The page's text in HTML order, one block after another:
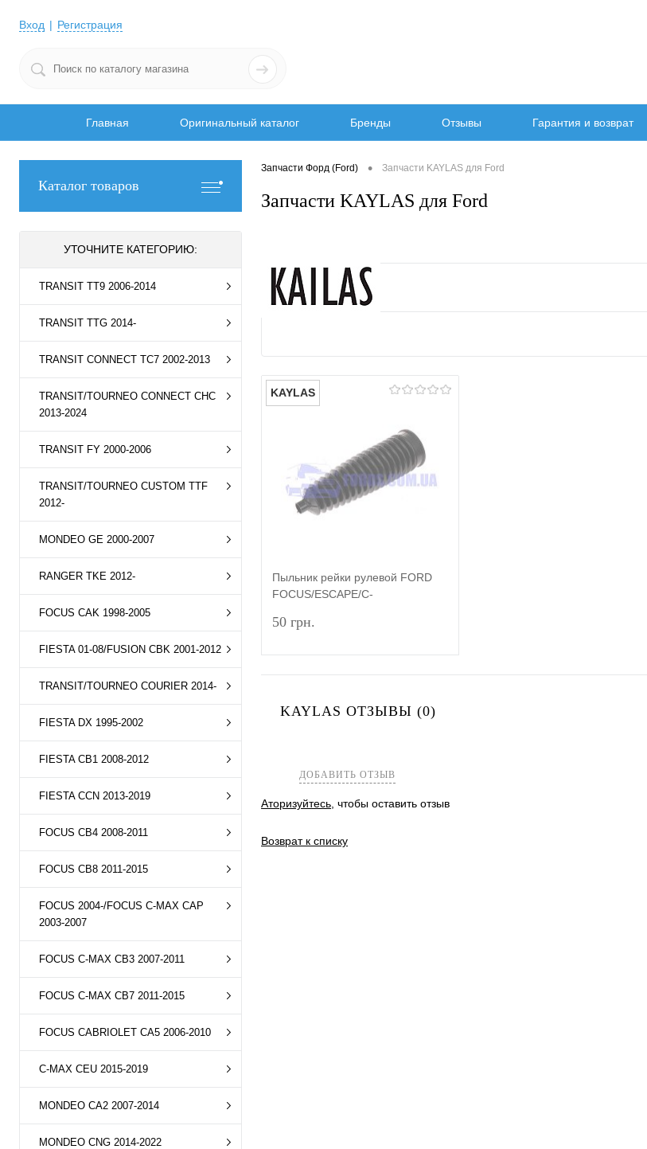
Вход Регистрация
Главная Оригинальный каталог Бренды Отзывы Гарантия и возврат
Каталог товаров
УТОЧНИТЕ КАТЕГОРИЮ:
TRANSIT TT9 2006-2014
TRANSIT TTG 2014-
TRANSIT CONNECT TC7 2002-2013
TRANSIT/TOURNEO CONNECT CHC
2013-2024
TRANSIT FY 2000-2006
TRANSIT/TOURNEO CUSTOM TTF
2012-
MONDEO GE 2000-2007
RANGER TKE 2012-
FOCUS CAK 1998-2005
FIESTA 01-08/FUSION CBK 2001-2012
TRANSIT/TOURNEO COURIER 2014-
FIESTA DX 1995-2002
FIESTA CB1 2008-2012
FIESTA CCN 2013-2019
FOCUS CB4 2008-2011
FOCUS CB8 2011-2015
FOCUS 2004-/FOCUS C-MAX CAP
2003-2007
FOCUS C-MAX CB3 2007-2011
FOCUS C-MAX CB7 2011-2015
FOCUS CABRIOLET CA5 2006-2010
C-MAX CEU 2015-2019
MONDEO CA2 2007-2014
MONDEO CNG 2014-2022
Запчасти Форд (Ford) • Запчасти KAYLAS для Ford
Запчасти KAYLAS для Ford
KAYLAS
Пыльник рейки рулевой FORD
FOCUS/ESCAPE/C-
KAYLAS
50 грн.
KAYLAS ОТЗЫВЫ (0)
ДОБАВИТЬ ОТЗЫВ
Аторизуйтесь, чтобы оставить отзыв
Возврат к списку